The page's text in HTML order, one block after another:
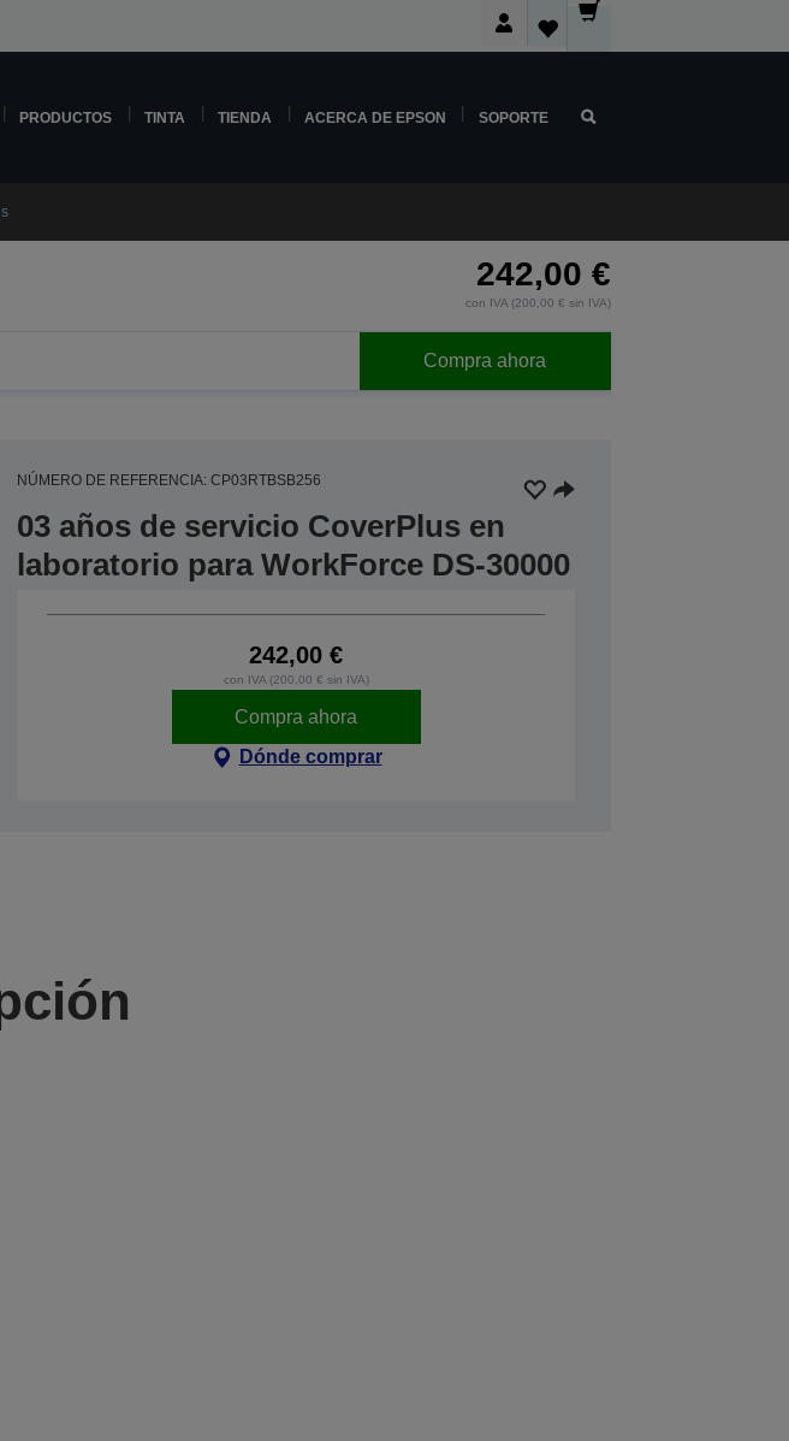
PRODUCTOS TINTA TIENDA ACERCA DE EPSON SOPORTE
242,00 €
con IVA (200,00 € sin IVA)
Compra ahora
NÚMERO DE REFERENCIA: CP03RTBSB256
03 años de servicio CoverPlus en
laboratorio para WorkForce DS-30000
242,00 €
con IVA (200,00 € sin IVA)
Compra ahora
Dónde comprar